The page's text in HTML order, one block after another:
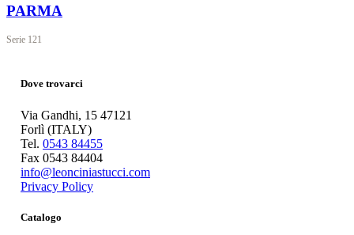
PARMA
Serie 121
Dove trovarci
Via Gandhi, 15 47121
Forlì (ITALY)
Tel. 0543 84455
Fax 0543 84404
info@leonciniastucci.com
Privacy Policy
Catalogo